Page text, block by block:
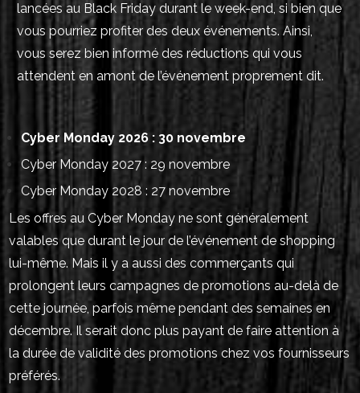
lancées au Black Friday durant le week-end, si bien que
vous pourriez profiter des deux événements. Ainsi,
vous serez bien informé des réductions qui vous
attendent en amont de l’événement proprement dit.
Cyber Monday 2026 : 30 novembre
Cyber Monday 2027 : 29 novembre
Cyber Monday 2028 : 27 novembre
Les offres au Cyber Monday ne sont généralement
valables que durant le jour de l’événement de shopping
lui-même. Mais il y a aussi des commerçants qui
prolongent leurs campagnes de promotions au-delà de
cette journée, parfois même pendant des semaines en
décembre. Il serait donc plus payant de faire attention à
la durée de validité des promotions chez vos fournisseurs
préférés.